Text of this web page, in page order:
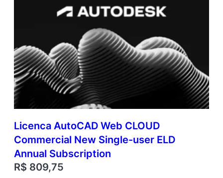
Licenca AutoCAD Web CLOUD
Commercial New Single-user ELD
Annual Subscription
R$ 809,75